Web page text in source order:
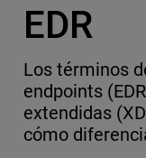
EDR
Los términos
endpoints
extendidas
cómo